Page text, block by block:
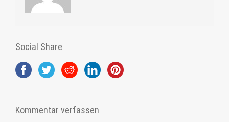
Social Share
Kommentar verfassen